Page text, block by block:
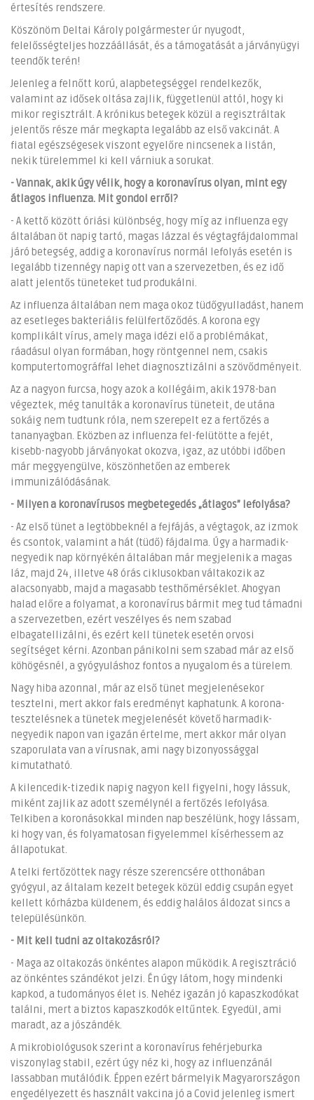
értesítés rendszere.
Köszönöm Deltai Károly polgármester úr nyugodt,
felelősségteljes hozzáállását, és a támogatását a járványügyi
teendők terén!
Jelenleg a felnőtt korú, alapbetegséggel rendelkezők,
valamint az idősek oltása zajlik, függetlenül attól, hogy ki
mikor regisztrált. A krónikus betegek közül a regisztráltak
jelentős része már megkapta legalább az első vakcinát. A
fiatal egészségesek viszont egyelőre nincsenek a listán,
nekik türelemmel ki kell várniuk a sorukat.
- Vannak, akik úgy vélik, hogy a koronavírus olyan, mint egy
átlagos influenza. Mit gondol erről?
- A kettő között óriási különbség, hogy míg az influenza egy
általában öt napig tartó, magas lázzal és végtagfájdalommal
járó betegség, addig a koronavírus normál lefolyás esetén is
legalább tizennégy napig ott van a szervezetben, és ez idő
alatt jelentős tüneteket tud produkálni.
Az influenza általában nem maga okoz tüdőgyulladást, hanem
az esetleges bakteriális felülfertőződés. A korona egy
komplikált vírus, amely maga idézi elő a problémákat,
ráadásul olyan formában, hogy röntgennel nem, csakis
komputertomográffal lehet diagnosztizálni a szövődményeit.
Az a nagyon furcsa, hogy azok a kollégáim, akik 1978-ban
végeztek, még tanulták a koronavírus tüneteit, de utána
sokáig nem tudtunk róla, nem szerepelt ez a fertőzés a
tananyagban. Eközben az influenza fel-felütötte a fejét,
kisebb-nagyobb járványokat okozva, igaz, az utóbbi időben
már meggyengülve, köszönhetően az emberek
immunizálódásának.
- Milyen a koronavírusos megbetegedés „átlagos” lefolyása?
- Az első tünet a legtöbbeknél a fejfájás, a végtagok, az izmok
és csontok, valamint a hát (tüdő) fájdalma. Úgy a harmadik-
negyedik nap környékén általában már megjelenik a magas
láz, majd 24, illetve 48 órás ciklusokban váltakozik az
alacsonyabb, majd a magasabb testhőmérséklet. Ahogyan
halad előre a folyamat, a koronavírus bármit meg tud támadni
a szervezetben, ezért veszélyes és nem szabad
elbagatellizálni, és ezért kell tünetek esetén orvosi
segítséget kérni. Azonban pánikolni sem szabad már az első
köhögésnél, a gyógyuláshoz fontos a nyugalom és a türelem.
Nagy hiba azonnal, már az első tünet megjelenésekor
tesztelni, mert akkor fals eredményt kaphatunk. A korona-
tesztelésnek a tünetek megjelenését követő harmadik-
negyedik napon van igazán értelme, mert akkor már olyan
szaporulata van a vírusnak, ami nagy bizonyossággal
kimutatható.
A kilencedik-tizedik napig nagyon kell figyelni, hogy lássuk,
miként zajlik az adott személynél a fertőzés lefolyása.
Telkiben a koronásokkal minden nap beszélünk, hogy lássam,
ki hogy van, és folyamatosan figyelemmel kísérhessem az
állapotukat.
A telki fertőzöttek nagy része szerencsére otthonában
gyógyul, az általam kezelt betegek közül eddig csupán egyet
kellett kórházba küldenem, és eddig halálos áldozat sincs a
településünkön.
- Mit kell tudni az oltakozásról?
- Maga az oltakozás önkéntes alapon működik. A regisztráció
az önkéntes szándékot jelzi. Én úgy látom, hogy mindenki
kapkod, a tudományos élet is. Nehéz igazán jó kapaszkodókat
találni, mert a biztos kapaszkodók eltűntek. Egyedül, ami
maradt, az a jószándék.
A mikrobiológusok szerint a koronavírus fehérjeburka
viszonylag stabil, ezért úgy néz ki, hogy az influenzánál
lassabban mutálódik. Éppen ezért bármelyik Magyarországon
engedélyezett és használt vakcina jó a Covid jelenleg ismert